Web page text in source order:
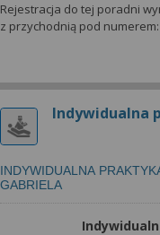
Rejestracja do tej poradni
z przychodnią pod numerem:
Indywidualna
INDYWIDUALNA
GABRIELA